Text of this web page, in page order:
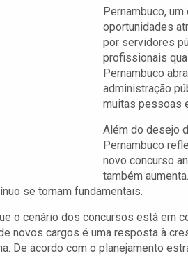
Pernambuco,
oportunidades
por servidores
profissionais
Pernambuco
administração
muitas pessoas
Além do desejo
Pernambuco
novo concurso
também
se tornam fundamentais.
o cenário dos concursos está em
novos cargos é uma resposta à
De acordo com o planejamento